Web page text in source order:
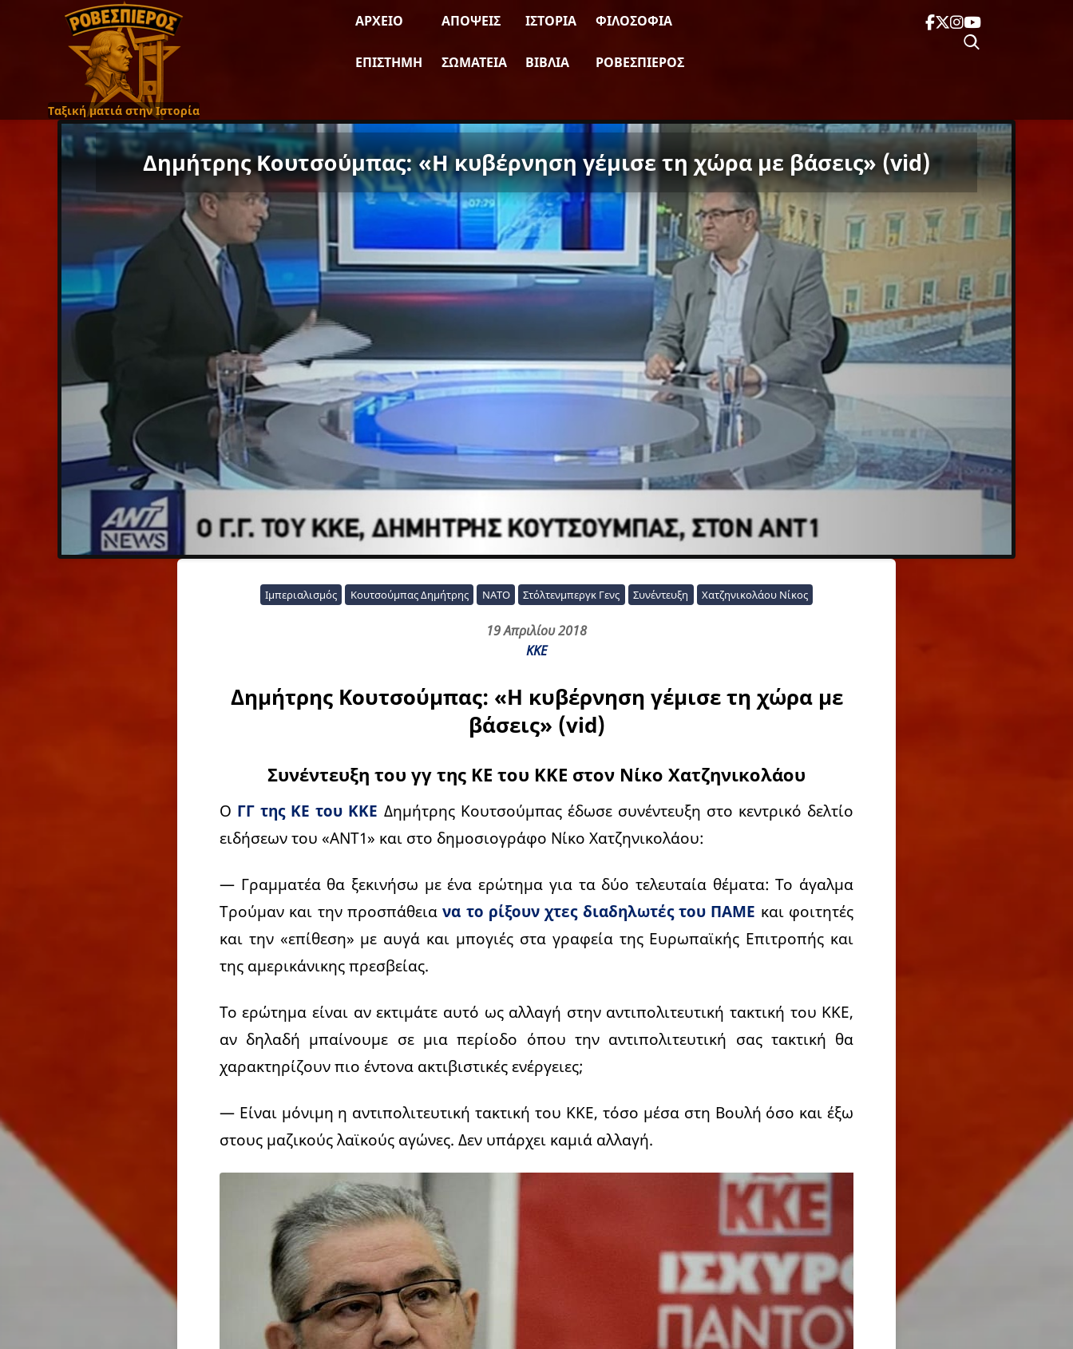
Ταξική ματιά στην Ιστορία
ΑΡΧΕΊΟ ΑΠΌΨΕΙΣ ΙΣΤΟΡΊΑ ΦΙΛΟΣΟΦΊΑ
ΕΠΙΣΤΉΜΗ ΣΩΜΑΤΕΊΑ ΒΙΒΛΊΑ ΡΟΒΕΣΠΙΈΡΟΣ
Δημήτρης Κουτσούμπας: «Η κυβέρνηση γέμισε τη χώρα με βάσεις» (vid)
Ιμπεριαλισμός Κουτσούμπας Δημήτρης ΝΑΤΟ Στόλτενμπεργκ Γενς Συνέντευξη Χατζηνικολάου Νίκος
19 Απριλίου 2018
ΚΚΕ
Δημήτρης Κουτσούμπας: «Η κυβέρνηση γέμισε τη χώρα με
βάσεις» (vid)
Συνέντευξη του γγ της ΚΕ του ΚΚΕ στον Νίκο Χατζηνικολάου
Ο ΓΓ της ΚΕ του ΚΚΕ Δημήτρης Κουτσούμπας έδωσε συνέντευξη στο κεντρικό δελτίο
ειδήσεων του «ΑΝΤ1» και στο δημοσιογράφο Νίκο Χατζηνικολάου:
— Γραμματέα θα ξεκινήσω με ένα ερώτημα για τα δύο τελευταία θέματα: Το άγαλμα
Τρούμαν και την προσπάθειανα το ρίξουν χτες διαδηλωτές του ΠΑΜΕ και φοιτητές
και την «επίθεση» με αυγά και μπογιές στα γραφεία της Ευρωπαϊκής Επιτροπής και
της αμερικάνικης πρεσβείας.
Το ερώτημα είναι αν εκτιμάτε αυτό ως αλλαγή στην αντιπολιτευτική τακτική του ΚΚΕ,
αν δηλαδή μπαίνουμε σε μια περίοδο όπου την αντιπολιτευτική σας τακτική θα
χαρακτηρίζουν πιο έντονα ακτιβιστικές ενέργειες;
— Είναι μόνιμη η αντιπολιτευτική τακτική του ΚΚΕ, τόσο μέσα στη Βουλή όσο και έξω
στους μαζικούς λαϊκούς αγώνες. Δεν υπάρχει καμιά αλλαγή.